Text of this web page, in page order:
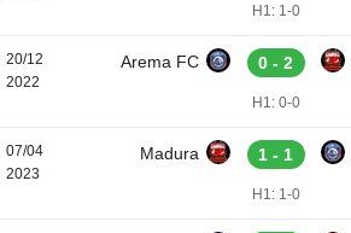
H1: 1-0
20/12
2022
Arema FC 0 - 2
H1: 0-0
07/04
2023
Madura 1 - 1
H1: 1-0